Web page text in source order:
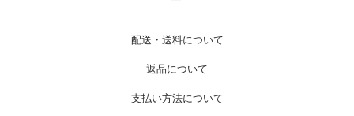
配送・送料について
返品について
支払い方法について